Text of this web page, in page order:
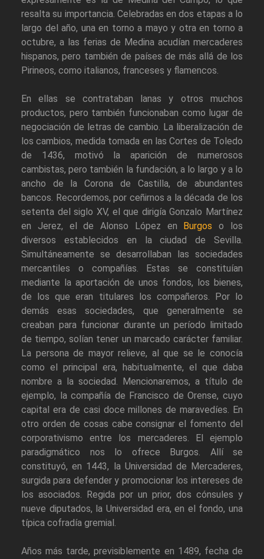
resalta su importancia. Celebradas en dos etapas a lo
largo del año, una en torno a mayo y otra en torno a
octubre, a las ferias de Medina acudían mercaderes
hispanos, pero también de países de más allá de los
Pirineos, como italianos, franceses y flamencos.
En ellas se contrataban lanas y otros muchos
productos, pero también funcionaban como lugar de
negociación de letras de cambio. La liberalización de
los cambios, medida tomada en las Cortes de Toledo
de 1436, motivó la aparición de numerosos
cambistas, pero también la fundación, a lo largo y a lo
ancho de la Corona de Castilla, de abundantes
bancos. Recordemos, por ceñirnos a la década de los
setenta del siglo XV, el que dirigía Gonzalo Martínez
en Jerez, el de Alonso López en
Burgos o los
diversos establecidos en la ciudad de Sevilla.
Simultáneamente se desarrollaban las sociedades
mercantiles o compañías. Estas se constituían
mediante la aportación de unos fondos, los bienes,
de los que eran titulares los compañeros. Por lo
demás esas sociedades, que generalmente se
creaban para funcionar durante un período limitado
de tiempo, solían tener un marcado carácter familiar.
La persona de mayor relieve, al que se le conocía
como el principal era, habitualmente, el que daba
nombre a la sociedad. Mencionaremos, a título de
ejemplo, la compañía de Francisco de Orense, cuyo
capital era de casi doce millones de maravedíes. En
otro orden de cosas cabe consignar el fomento del
corporativismo entre los mercaderes. El ejemplo
paradigmático nos lo ofrece Burgos. Allí se
constituyó, en 1443, la Universidad de Mercaderes,
surgida para defender y promocionar los intereses de
los asociados. Regida por un prior, dos cónsules y
nueve diputados, la Universidad era, en el fondo, una
típica cofradía gremial.
Años más tarde, previsiblemente en 1489, fecha de